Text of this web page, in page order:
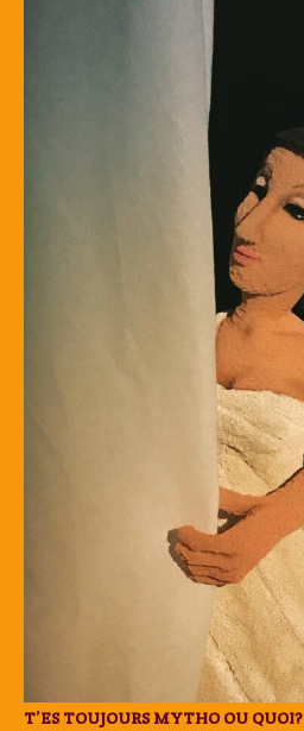
T’ES TOUJOURS MYTHO OU QUOI?